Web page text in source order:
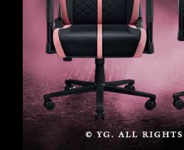
edition